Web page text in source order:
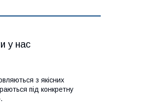
у нас
з якісних
під конкретну